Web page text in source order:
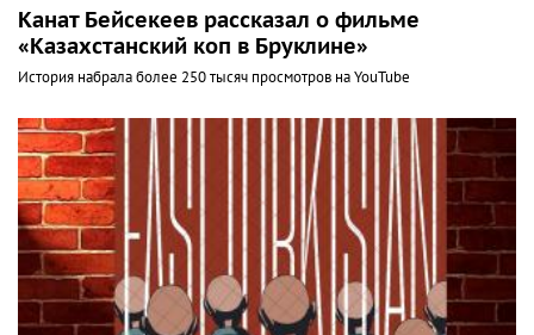
Канат Бейсекеев рассказал о фильме
«Казахстанский коп в Бруклине»
История набрала более 250 тысяч просмотров на YouTube